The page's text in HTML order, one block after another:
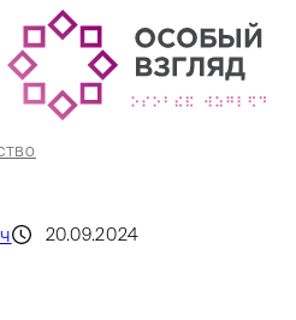
20.09.2024